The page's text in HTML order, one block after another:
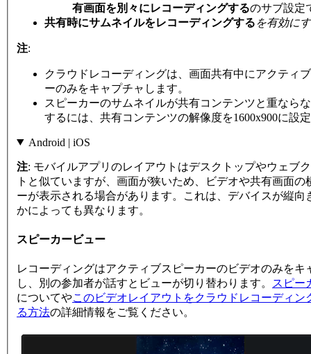
有画面を別々にレコーディングするのサブ設定
共有時にサムネイルをレコーディングするを有効に
注:
クラウドレコーディングは、画面共有中にアクティ
ーのみをキャプチャします。
スピーカーのサムネイルが共有コンテンツと重なら
するには、共有コンテンツの解像度を1600x900に設
Android | iOS
注: モバイルアプリのレイアウトはデスクトップやウェブ
トと似ていますが、画面が狭いため、ビデオや共有画面の
ーが表示される場合があります。これは、デバイスが縦向
かによっても異なります。
スピーカービュー
レコーディングはアクティブスピーカーのビデオのみをキ
し、別の参加者が話すとビューが切り替わります。
スピー
についてやこのビデオレイアウトをクラウドレコーディン
る方法の詳細情報をご覧ください。